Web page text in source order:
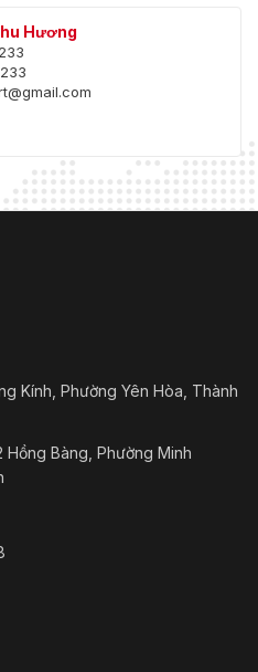
Hương
Kính, Phường Yên Hòa, Thành
Bàng, Phường Minh